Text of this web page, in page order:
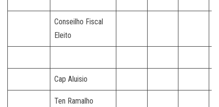
Conseilho Fiscal
Eleito
Cap Aluisio
Ten Ramalho